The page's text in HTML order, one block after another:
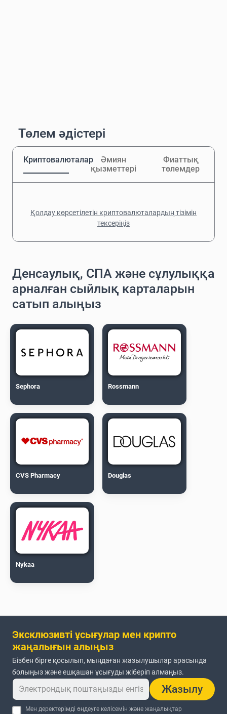
Төлем әдістері
Криптовалюталар
Әмиян
қызметтері
Фиаттық
төлемдер
Қолдау көрсетілетін криптовалюталардың тізімін
тексеріңіз
Денсаулық, СПА және сұлулыққа
арналған сыйлық карталарын
сатып алыңыз
Sephora Rossmann
CVS Pharmacy Douglas
Nykaa
Эксклюзивті ұсығулар мен крипто
жаңалығын алыңыз
Бізбен бірге қосылып, мыңдаған жазылушылар арасында
болыңыз және ешқашан ұсығуды жіберіп алмаңыз.
Жазылу
Мен деректерімді өңдеуге келісемін және жаңалықтар